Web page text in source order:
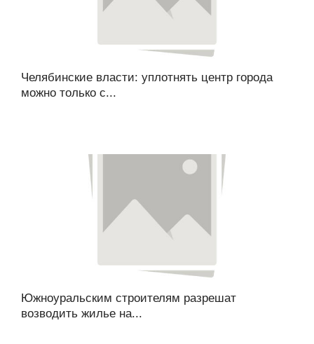
Челябинские власти: уплотнять центр города
можно только с...
Южноуральским строителям разрешат
возводить жилье на...